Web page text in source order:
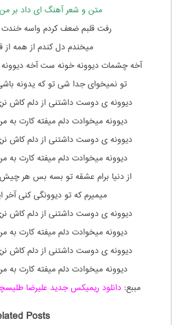
متن و شعر آهنگ ای داد بر
رفت قلبم ضعف کردم واسه
میخندم دل کندم از همه از
آخه چشمات دیوونه خونه ست آخه دیوونه
تو نمیخوای جدا شی تو که یدونه
دیوونه ی دوست داشتنی از دلم کاش
دیوونه میخوادت دلم میفته کارت
دیوونه ی دوست داشتنی از دلم کاش
دیوونه میخوادت دلم میفته کارت
از دنیا برام عشقه تو بسه بس هر
میمیرم که تو دیوونگی کنی آخر
دیوونه ی دوست داشتنی از دلم کاش
دیوونه میخوادت دلم میفته کارت
دیوونه ی دوست داشتنی از دلم کاش
دیوونه میخوادت دلم میفته کارت
مببع:دانلود ریمیکس جدید علیرضا
Posts: